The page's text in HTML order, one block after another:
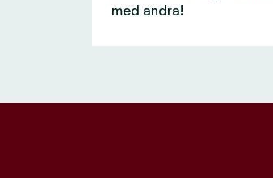
med andra!